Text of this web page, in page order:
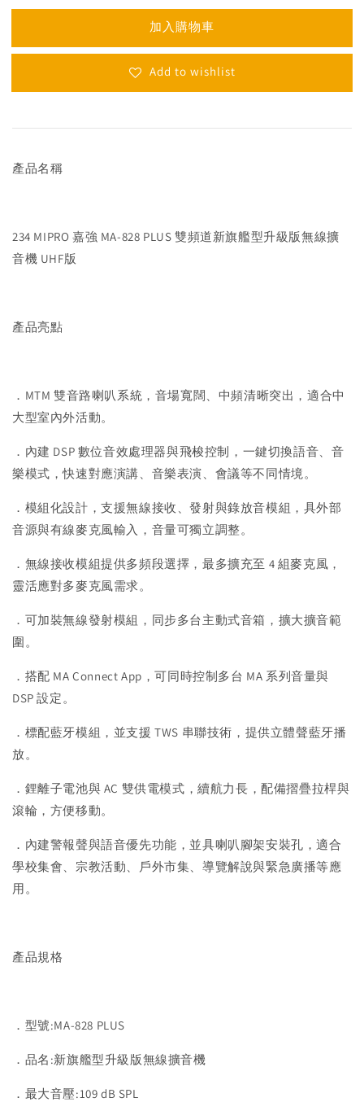
加入購物車
Add to wishlist
產品名稱
234 MIPRO 嘉強 MA-828 PLUS 雙頻道新旗艦型升級版無線擴
音機 UHF版
產品亮點
．MTM 雙音路喇叭系統，音場寬闊、中頻清晰突出，適合中
大型室內外活動。
．內建 DSP 數位音效處理器與飛梭控制，一鍵切換語音、音
樂模式，快速對應演講、音樂表演、會議等不同情境。
．模組化設計，支援無線接收、發射與錄放音模組，具外部
音源與有線麥克風輸入，音量可獨立調整。
．無線接收模組提供多頻段選擇，最多擴充至 4 組麥克風，
靈活應對多麥克風需求。
．可加裝無線發射模組，同步多台主動式音箱，擴大擴音範
圍。
．搭配 MA Connect App，可同時控制多台 MA 系列音量與
DSP 設定。
．標配藍牙模組，並支援 TWS 串聯技術，提供立體聲藍牙播
放。
．鋰離子電池與 AC 雙供電模式，續航力長，配備摺疊拉桿與
滾輪，方便移動。
．內建警報聲與語音優先功能，並具喇叭腳架安裝孔，適合
學校集會、宗教活動、戶外市集、導覽解說與緊急廣播等應
用。
產品規格
．型號:MA-828 PLUS
．品名:新旗艦型升級版無線擴音機
．最大音壓:109 dB SPL